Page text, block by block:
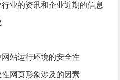
业的资讯和企业近期的信息
站运行环境的安全性
网页形象涉及的因素